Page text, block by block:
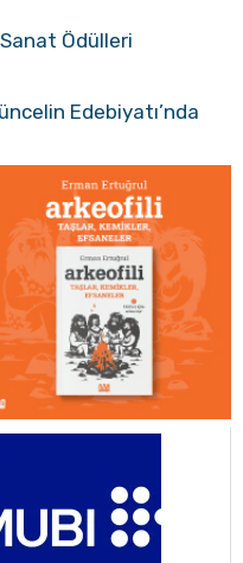
Ödülleri
Edebiyatı’nda